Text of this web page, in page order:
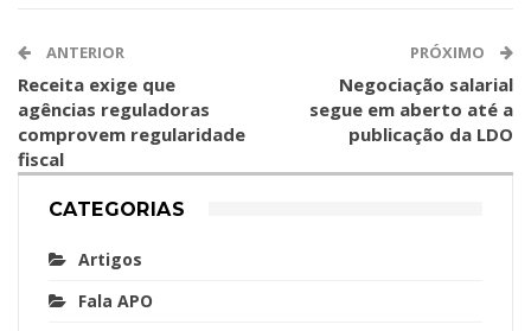
ANTERIOR
Receita exige que
agências reguladoras
comprovem regularidade
fiscal
PRÓXIMO
Negociação salarial
segue em aberto até a
publicação da LDO
CATEGORIAS
Artigos
Fala APO